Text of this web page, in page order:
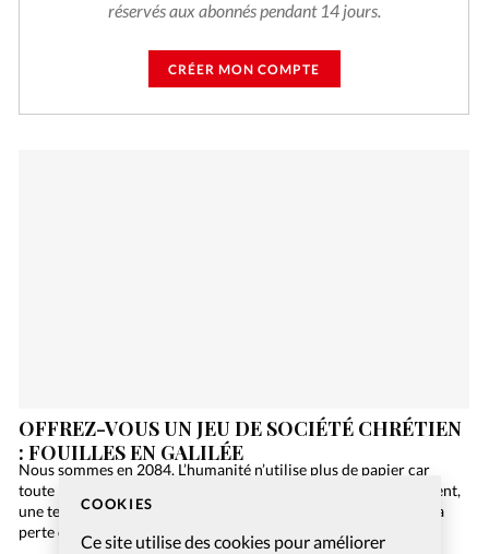
COOKIES
Ce site utilise des cookies pour améliorer
réservés aux abonnés pendant 14 jours.
CRÉER MON COMPTE
OFFREZ-VOUS UN JEU DE SOCIÉTÉ CHRÉTIEN
: FOUILLES EN GALILÉE
Nous sommes en 2084. L’humanité n’utilise plus de papier car
toute l’information est numérisée sur Internet. Malheureusement,
une terrible panne informatique de niveau mondial engendre la
perte de toutes ces précieuses données, et la Bible…